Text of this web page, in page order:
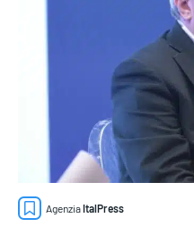
AgenziaItalPress